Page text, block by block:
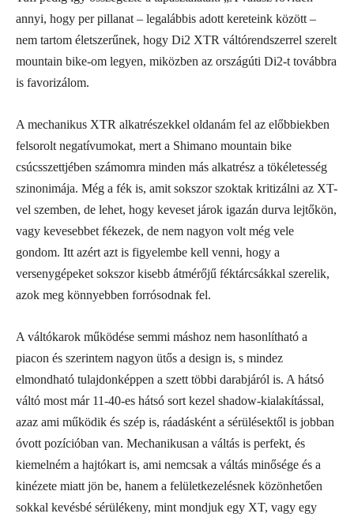
annyi, hogy per pillanat – legalábbis adott kereteink között –
nem tartom életszerűnek, hogy Di2 XTR váltórendszerrel szerelt
mountain bike-om legyen, miközben az országúti Di2-t továbbra
is favorizálom.
A mechanikus XTR alkatrészekkel oldanám fel az előbbiekben
felsorolt negatívumokat, mert a Shimano mountain bike
csúcsszettjében számomra minden más alkatrész a tökéletesség
szinonimája. Még a fék is, amit sokszor szoktak kritizálni az XT-
vel szemben, de lehet, hogy keveset járok igazán durva lejtőkön,
vagy kevesebbet fékezek, de nem nagyon volt még vele
gondom. Itt azért azt is figyelembe kell venni, hogy a
versenygépeket sokszor kisebb átmérőjű féktárcsákkal szerelik,
azok meg könnyebben forrósodnak fel.
A váltókarok működése semmi máshoz nem hasonlítható a
piacon és szerintem nagyon ütős a design is, s mindez
elmondható tulajdonképpen a szett többi darabjáról is. A hátsó
váltó most már 11-40-es hátsó sort kezel shadow-kialakítással,
azaz ami működik és szép is, ráadásként a sérülésektől is jobban
óvott pozícióban van. Mechanikusan a váltás is perfekt, és
kiemelném a hajtókart is, ami nemcsak a váltás minősége és a
kinézete miatt jön be, hanem a felületkezelésnek közönhetően
sokkal kevésbé sérülékeny, mint mondjuk egy XT, vagy egy